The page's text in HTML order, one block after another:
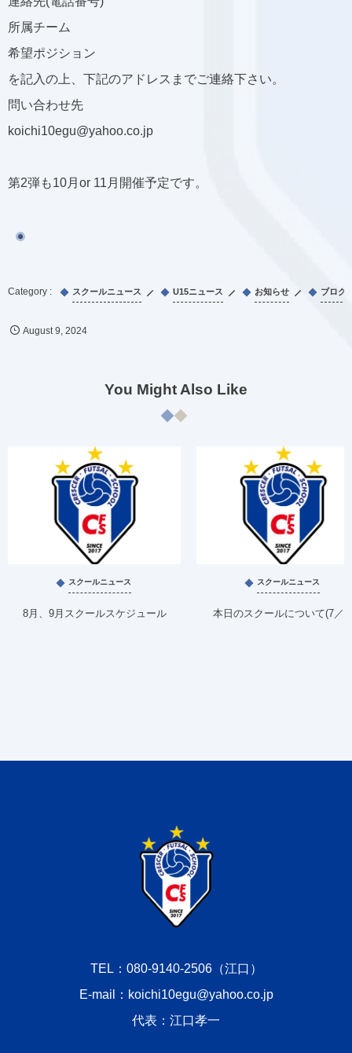
所属チーム
希望ポジション
を記入の上、下記のアドレスまでご連絡下さい。
問い合わせ先
koichi10egu@yahoo.co.jp
第2弾も10月or 11月開催予定です。
スクールニュース U15ニュース お知らせ ブログ
August 9 ,2024
You Might Also Like
スクールニュース
8月、9月スクールスケジュール
スクールニュース
本日のスクールについて(7／1)
TEL：080-9140-2506（江口）
E-mail：koichi10egu@yahoo.co.jp
代表：江口孝一